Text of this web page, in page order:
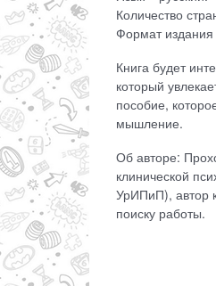
Количество
Формат издания
Книга будет
который
пособие,
мышление.
Об авторе:
клинической
УрИПиП), автор
поиску работы.